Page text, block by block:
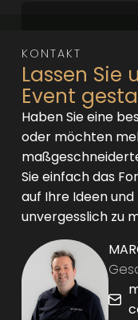
KONTAKT
Lassen Sie
Event
Haben Sie eine
oder möchten
Sie einfach das
auf Ihre Ideen
unvergesslich zu